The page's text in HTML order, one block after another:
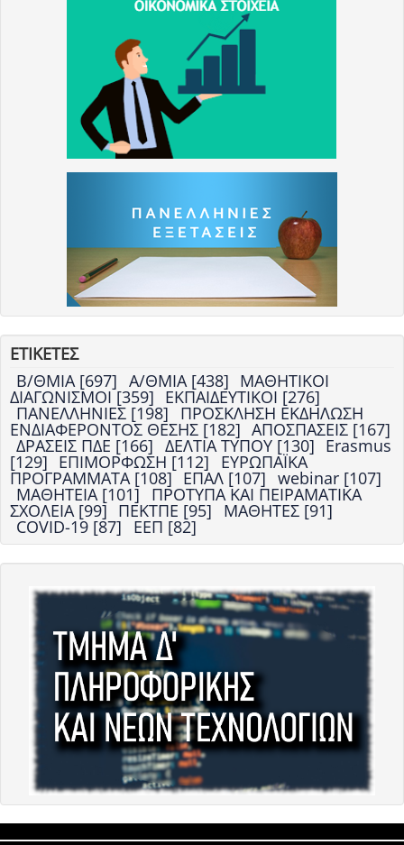
ΕΤΙΚΕΤΕΣ
Β/ΘΜΙΑ [697] Α/ΘΜΙΑ [438] ΜΑΘΗΤΙΚΟΙ
ΔΙΑΓΩΝΙΣΜΟΙ [359] ΕΚΠΑΙΔΕΥΤΙΚΟΙ [276]
ΠΑΝΕΛΛΗΝΙΕΣ [198] ΠΡΟΣΚΛΗΣΗ ΕΚΔΗΛΩΣΗ
ΕΝΔΙΑΦΕΡΟΝΤΟΣ ΘΕΣΗΣ [182] ΑΠΟΣΠΑΣΕΙΣ [167]
ΔΡΑΣΕΙΣ ΠΔΕ [166] ΔΕΛΤΙΑ ΤΥΠΟΥ [130] Erasmus
[129] ΕΠΙΜΟΡΦΩΣΗ [112] ΕΥΡΩΠΑΪΚΑ
ΠΡΟΓΡΑΜΜΑΤΑ [108] ΕΠΑΛ [107] webinar [107]
ΜΑΘΗΤΕΙΑ [101] ΠΡΟΤΥΠΑ ΚΑΙ ΠΕΙΡΑΜΑΤΙΚΑ
ΣΧΟΛΕΙΑ [99] ΠΕΚΤΠΕ [95] ΜΑΘΗΤΕΣ [91]
COVID-19 [87] ΕΕΠ [82]